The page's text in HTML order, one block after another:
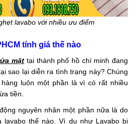
lavabo với nhiều ưu điểm
tính giá thế nào
mặt tại thành phố hồ chí minh đang
sao lại diễn ra tình trạng này? Chúng
luôn một phần là vì có rất nhiều
tiền.
nguyên nhân một phần nữa là do
lavabo thế nào. Ví dụ như Lavabo bị